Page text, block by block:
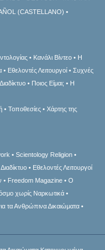
(CASTELLANO)
Κανάλι Βίντεο
Η
Εθελοντές Λειτουργοί
Συχνές
Ποιος Είμαι;
Η
Τοποθεσίες
Χάρτης της
Scientology Religion
Εθελοντές Λειτουργοί
Freedom Magazine
Ο
χωρίς Ναρκωτικά
τα Ανθρώπινα Δικαιώματα